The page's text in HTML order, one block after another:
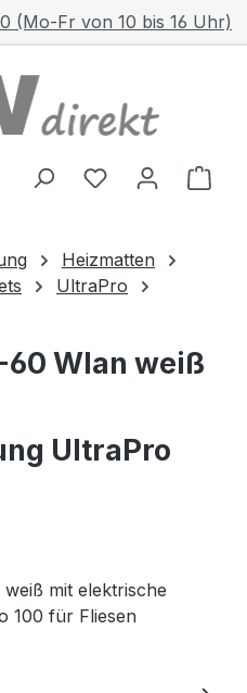
Fr von 10 bis 16 Uhr)
Heizmatten
UltraPro
Wlan weiß
UltraPro